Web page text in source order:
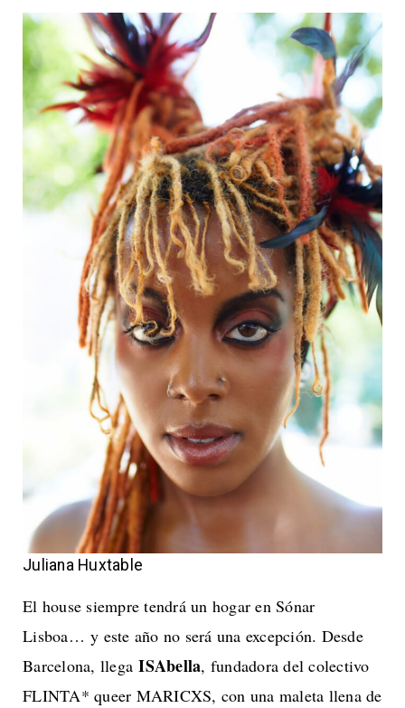
Juliana Huxtable
El house siempre tendrá un hogar en Sónar
Lisboa… y este año no será una excepción. Desde
Barcelona, llegaISAbella, fundadora del colectivo
FLINTA* queer MARICXS, con una maleta llena de